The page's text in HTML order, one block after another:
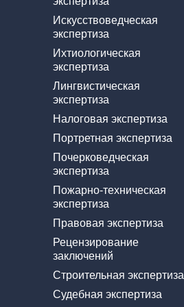
Искусствоведческая
экспертиза
Ихтиологическая
экспертиза
Лингвистическая
экспертиза
Налоговая экспертиза
Портретная экспертиза
Почерковедческая
экспертиза
Пожарно-техническая
экспертиза
Правовая экспертиза
Рецензирование
заключений
Строительная экспертиза
Судебная экспертиза